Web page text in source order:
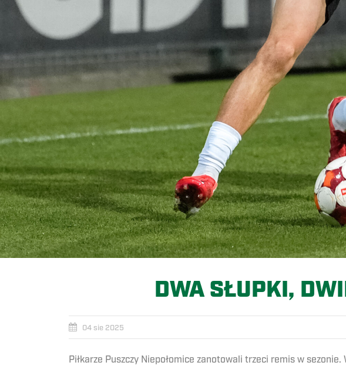
DWA SŁUPKI,
04 sie 2025
Piłkarze Puszczy Niepołomice zanotowali trzeci remis w